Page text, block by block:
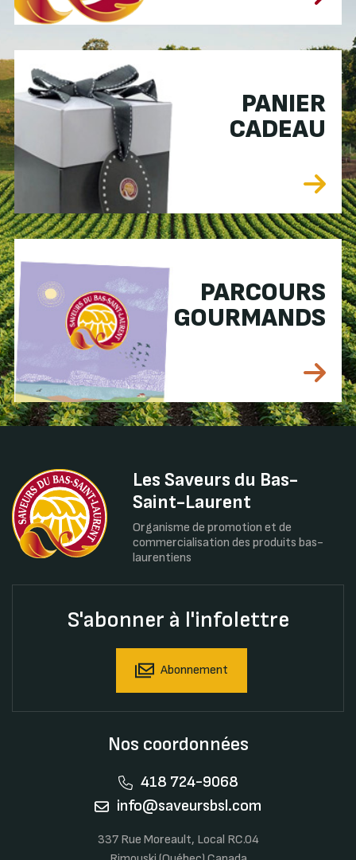
PANIER
CADEAU
PARCOURS
GOURMANDS
Les Saveurs du Bas-
Saint-Laurent
Organisme de promotion et de
commercialisation des produits bas-
laurentiens
S'abonner à l'infolettre
Abonnement
Nos coordonnées
418 724-9068
info@saveursbsl.com
337 Rue Moreault, Local RC.04